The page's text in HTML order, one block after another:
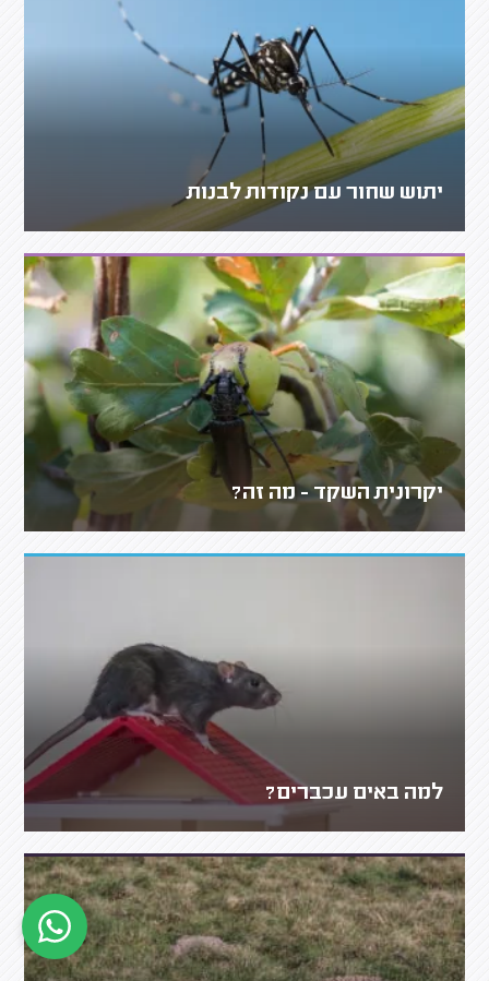
יתוש שחור עם נקודות לבנות
יקרונית השקד - מה זה?
למה באים עכברים?